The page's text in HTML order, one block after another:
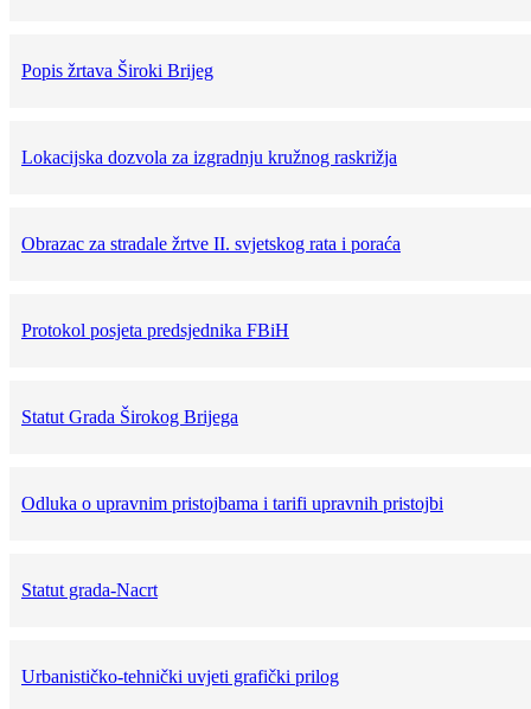
Popis žrtava Široki Brijeg
Lokacijska dozvola za izgradnju kružnog raskrižja
Obrazac za stradale žrtve II. svjetskog rata i poraća
Protokol posjeta predsjednika FBiH
Statut Grada Širokog Brijega
Odluka o upravnim pristojbama i tarifi upravnih pristojbi
Statut grada-Nacrt
Urbanističko-tehnički uvjeti grafički prilog